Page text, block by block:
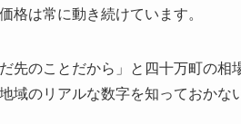
格は常に動き続けています。
先のことだから」と四十万町の
域のリアルな数字を知っておかな